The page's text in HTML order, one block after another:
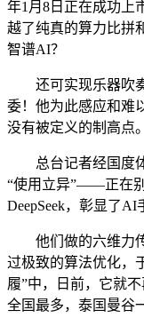
年1月8日正在成功上
越了纯真的算力比拼
智谱AI？
还可实现乐器吹奏
委！他为此感应和难
没有被定义的制高点
总台记者经国度体
“使用立异”——正在
DeepSeek，彰显了AI
他们做的六维力传
过极致的算法优化，
履”中，日前，它就
全国最多，泰国曼谷